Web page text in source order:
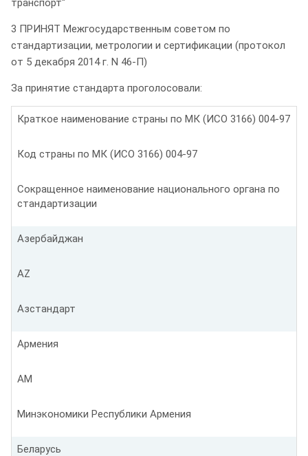
транспорт"
3 ПРИНЯТ Межгосударственным советом по
стандартизации, метрологии и сертификации (протокол
от 5 декабря 2014 г. N 46-П)
За принятие стандарта проголосовали:
Краткое наименование страны по МК (ИСО 3166) 004-97
Код страны по МК (ИСО 3166) 004-97
Сокращенное наименование национального органа по
стандартизации
Азербайджан
AZ
Азстандарт
Армения
AM
Минэкономики Республики Армения
Беларусь